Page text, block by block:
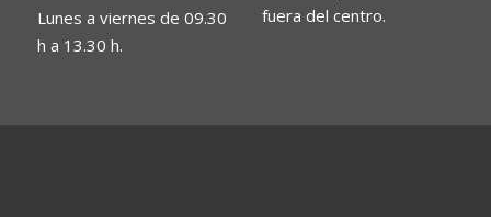
Lunes a viernes de 09.30
h a 13.30 h.
fuera del centro.